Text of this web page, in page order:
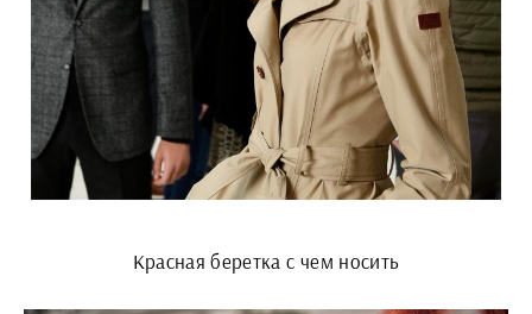
Красная беретка с чем носить